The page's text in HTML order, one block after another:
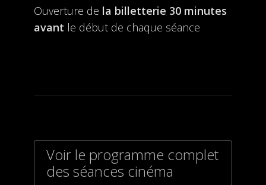
Ouverture de la billetterie 30 minutes
avant le début de chaque séance
Voir le programme complet
des séances cinéma